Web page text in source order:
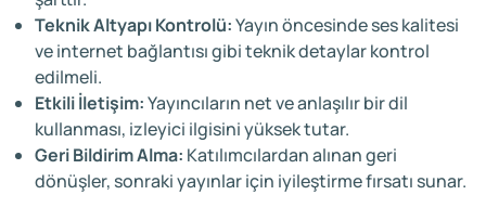
Teknik Altyapı Kontrolü:Yayın öncesinde ses kalitesi
ve internet bağlantısı gibi teknik detaylar kontrol
edilmeli.
Etkili İletişim:Yayıncıların net ve anlaşılır bir dil
kullanması, izleyici ilgisini yüksek tutar.
Geri Bildirim Alma: Katılımcılardan alınan geri
dönüşler, sonraki yayınlar için iyileştirme fırsatı sunar.